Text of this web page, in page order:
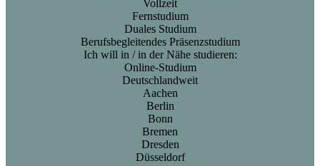
Vollzeit
Fernstudium
Duales Studium
Berufsbegleitendes Präsenzstudium
Ich will in / in der Nähe studieren:
Online-Studium
Deutschlandweit
Aachen
Berlin
Bonn
Bremen
Dresden
Düsseldorf